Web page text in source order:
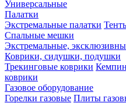
Универсальные
Палатки
Экстремальные палатки
Спальные мешки
Экстремальные,
Коврики, сидушки, подушки
Трекинговые коврики
коврики
Газовое оборудование
Горелки газовые Плиты